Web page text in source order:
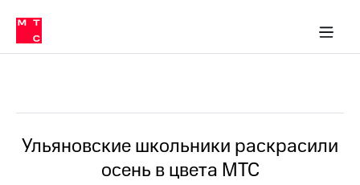
Медиа-центр
и акционерам
Устойчивое развитие
Комплаенс и деловая этика
компании
Карьера
История
компании
в МТС
Пресс-
релизы
Ульяновские школьники раскрасили
осень в цвета МТС